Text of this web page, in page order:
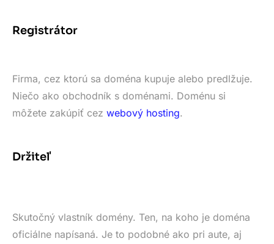
Registrátor
Firma, cez ktorú sa doména kupuje alebo predlžuje.
Niečo ako obchodník s doménami. Doménu si
môžete zakúpiť cez webový hosting.
Držiteľ
Skutočný vlastník domény. Ten, na koho je doména
oficiálne napísaná. Je to podobné ako pri aute, aj